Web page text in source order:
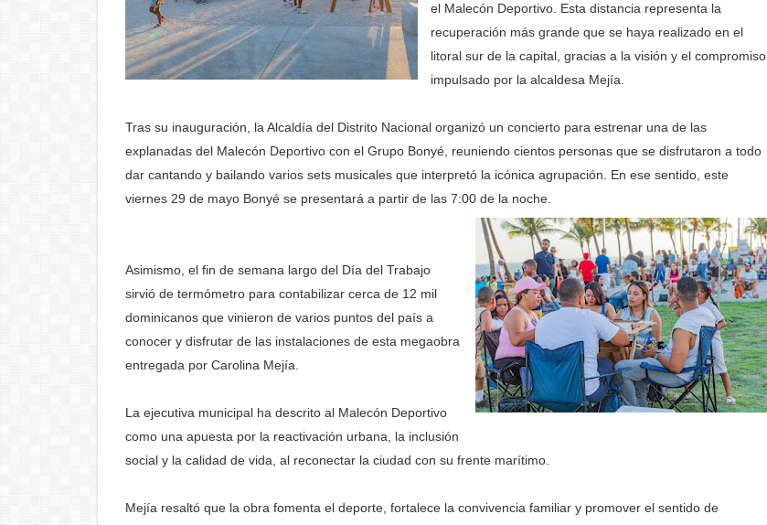
el Malecón Deportivo. Esta distancia representa la
recuperación más grande que se haya realizado en el
litoral sur de la capital, gracias a la visión y el compromiso
impulsado por la alcaldesa Mejía.
Tras su inauguración, la Alcaldía del Distrito Nacional organizó un concierto para estrenar una de las
explanadas del Malecón Deportivo con el Grupo Bonyé, reuniendo cientos personas que se disfrutaron a todo
dar cantando y bailando varios sets musicales que interpretó la icónica agrupación. En ese sentido, este
viernes 29 de mayo Bonyé se presentará a partir de las 7:00 de la noche.
Asimismo, el fin de semana largo del Día del Trabajo
sirvió de termómetro para contabilizar cerca de 12 mil
dominicanos que vinieron de varios puntos del país a
conocer y disfrutar de las instalaciones de esta megaobra
entregada por Carolina Mejía.
La ejecutiva municipal ha descrito al Malecón Deportivo
como una apuesta por la reactivación urbana, la inclusión
social y la calidad de vida, al reconectar la ciudad con su frente marítimo.
Mejía resaltó que la obra fomenta el deporte, fortalece la convivencia familiar y promover el sentido de